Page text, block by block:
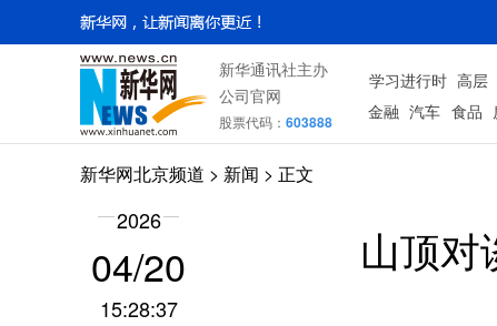
新华通讯社主办
公司官网
股票代码： 603888
学习进行时 高层
金融 汽车 食品
新华网北京频道 > 新闻 > 正文
2026
04/20
15:28:37
山顶对